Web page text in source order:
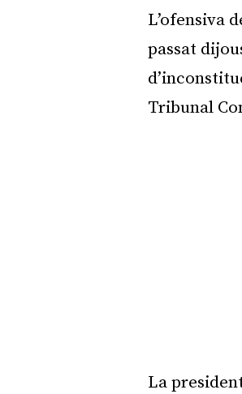
L’ofensiva
passat
Tribunal
La